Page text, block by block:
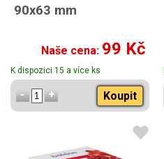
90x63 mm
Naše cena: 99 Kč
K dispozici 15 a více ks
Koupit